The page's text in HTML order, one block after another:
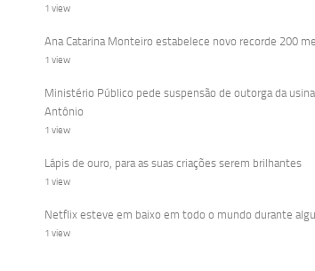
1 view
Ana Catarina Monteiro estabelece novo recorde 200
1 view
Ministério Público pede suspensão de outorga da usina
Antônio
1 view
Lápis de ouro, para as suas criações serem brilhantes
1 view
Netflix esteve em baixo em todo o mundo durante
1 view